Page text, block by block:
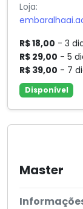
Master
Loja:
R$ 18,00 - 3
R$ 29,00 - 5
R$ 39,00 - 7
Disponível